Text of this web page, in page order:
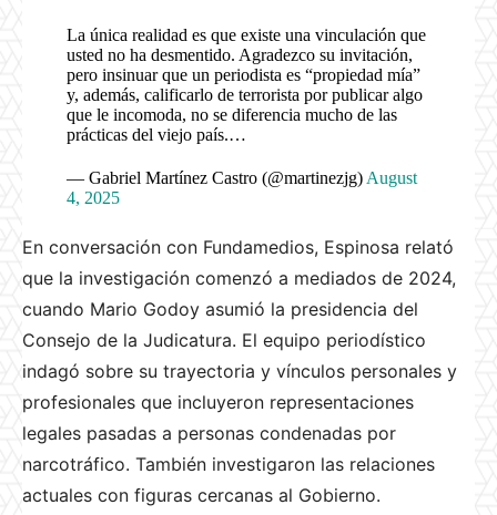
La única realidad es que existe una vinculación que
usted no ha desmentido. Agradezco su invitación,
pero insinuar que un periodista es “propiedad mía”
y, además, calificarlo de terrorista por publicar algo
que le incomoda, no se diferencia mucho de las
prácticas del viejo país.…
— Gabriel Martínez Castro (@martinezjg) August
4, 2025
En conversación con Fundamedios, Espinosa relató
que la investigación comenzó a mediados de 2024,
cuando Mario Godoy asumió la presidencia del
Consejo de la Judicatura. El equipo periodístico
indagó sobre su trayectoria y vínculos personales y
profesionales que incluyeron representaciones
legales pasadas a personas condenadas por
narcotráfico. También investigaron las relaciones
actuales con figuras cercanas al Gobierno.